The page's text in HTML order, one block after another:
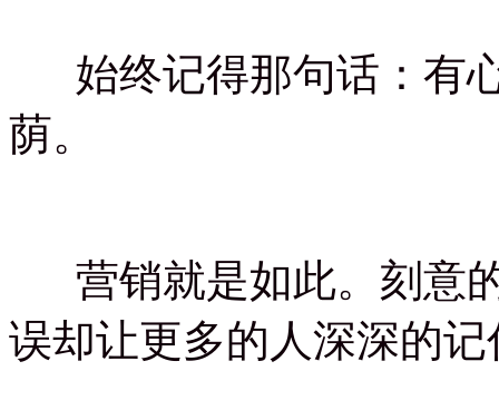
始终记得那句话：有
荫。
营销就是如此。刻意
误却让更多的人深深的